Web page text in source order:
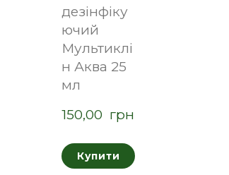
дезінфіку
ючий
Мультиклі
н Аква 25
мл
150,00  грн
Купити